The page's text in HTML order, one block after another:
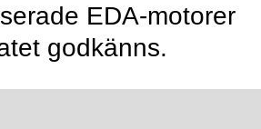
EDA-motorer
godkänns.